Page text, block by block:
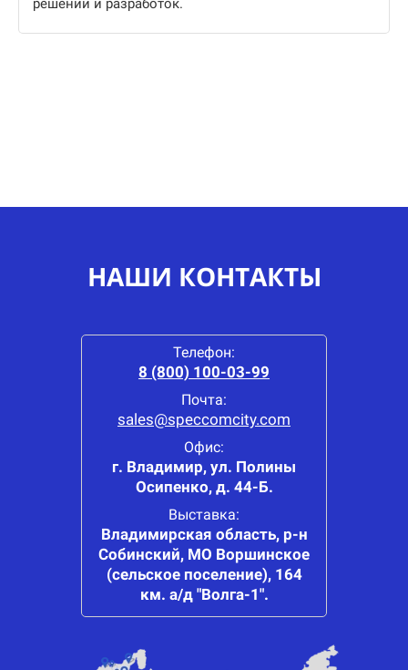
решений и разработок.
НАШИ КОНТАКТЫ
Телефон:
8 (800) 100-03-99
Почта:
sales@speccomcity.com
Офис:
г. Владимир, ул. Полины
Осипенко, д. 44-Б.
Выставка:
Владимирская область, р-н
Собинский, МО Воршинское
(сельское поселение), 164
км. а/д "Волга-1".